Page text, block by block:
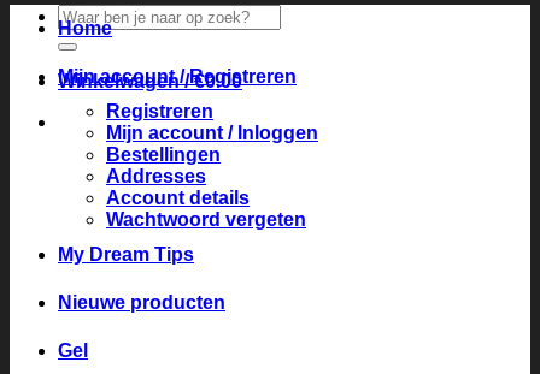
Zoeken
naar:
Winkelwagen /€0.00
Home
Mijn account / Registreren
Registreren
Mijn account / Inloggen
Bestellingen
Addresses
Account details
Wachtwoord vergeten
My Dream Tips
Nieuwe producten
Gel